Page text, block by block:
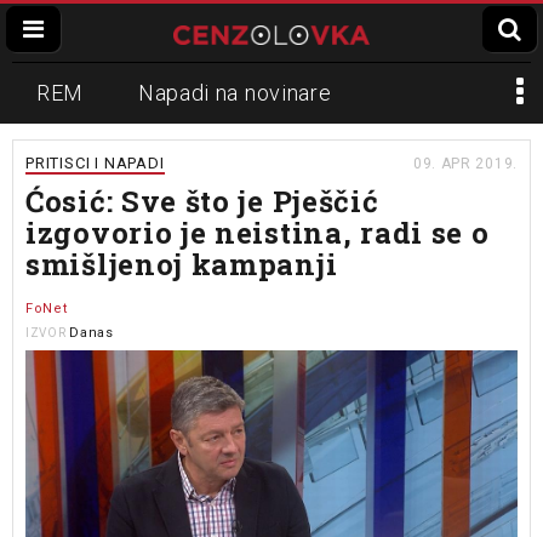
REM Napadi na novinare
Zvučni top
Propaganda Lokalni mediji
Informer Slavko Ćuruvija
PRITISCI I NAPADI 09. APR 2019.
Ćosić: Sve što je Pješčić
izgovorio je neistina, radi se o
smišljenoj kampanji
FoNet
IZVOR Danas